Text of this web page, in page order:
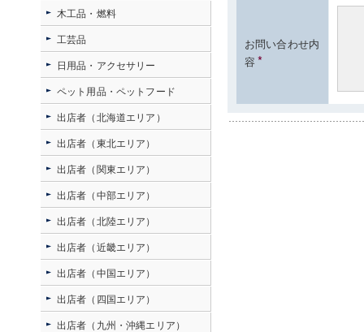
お問い合わせ内
容 *
木工品・燃料
工芸品
日用品・アクセサリー
ペット用品・ペットフード
出店者（北海道エリア）
出店者（東北エリア）
出店者（関東エリア）
出店者（中部エリア）
出店者（北陸エリア）
出店者（近畿エリア）
出店者（中国エリア）
出店者（四国エリア）
出店者（九州・沖縄エリア）